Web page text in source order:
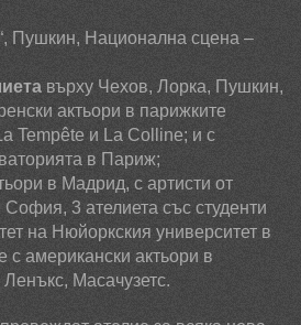
Национална сцена –
върху Чехов, Лорка, Пушкин,
актьори в парижките
a Tempête и Lа Cо lline; и с
в Париж;
в Мадрид, с артисти от
София, 3 ателиета със студенти
на Нюйоркския университет в
американски актьори в
Ленъкс, Масачузетс.